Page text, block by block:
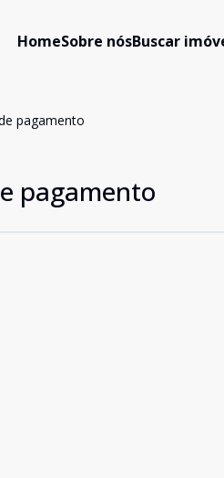
HomeSobre nósBuscar
pagamento
pagamento